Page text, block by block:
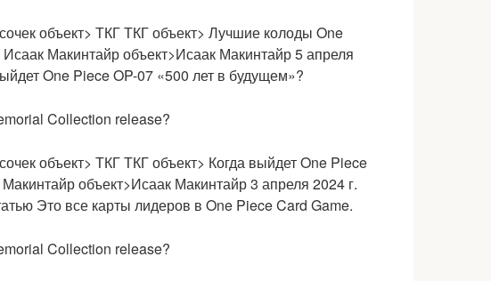
объект> ТКГТКГ объект> Лучшие колоды One
Исаак Макинтайр объект>Исаак Макинтайр 5 апреля
One Piece OP-07 «500 лет в будущем»?
объект> ТКГТКГ объект> Когда выйдет One Piece
объект>Исаак Макинтайр 3 апреля 2024 г.
Это все карты лидеров в One Piece Card Game.